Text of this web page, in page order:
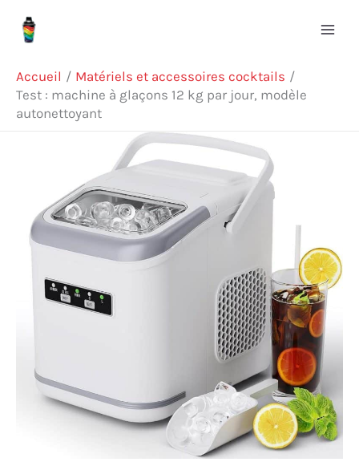
Accueil
Matériels et accessoires cocktails
Test : machine à glaçons 12 kg par jour, modèle
autonettoyant
h
e